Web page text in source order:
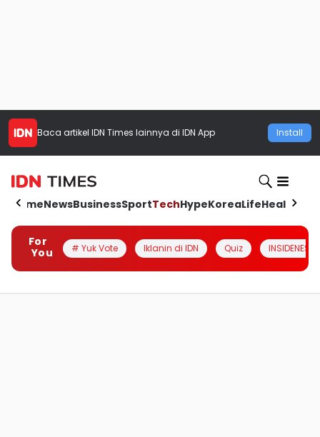
Baca artikel IDN Times lainnya di IDN App Install
HomeNewsBusinessSportTechHypeKoreaLifeHealth
For
You
# Yuk Vote Iklanin di IDN Quiz INSIDENESIA